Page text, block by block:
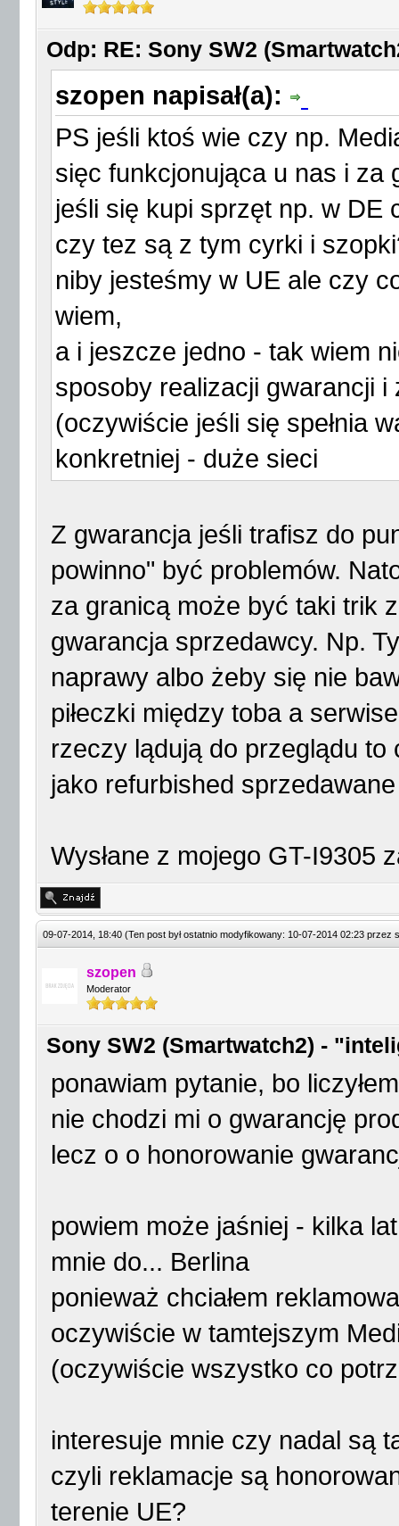
Odp: RE: Sony SW2
szopen napisał(a):
PS jeśli ktoś wie czy np.
sięc funkcjonująca u nas i za
jeśli się kupi sprzęt np. w DE
czy tez są z tym cyrki i
niby jesteśmy w UE ale czy
wiem,
a i jeszcze jedno - tak wiem
sposoby realizacji gwarancji
(oczywiście jeśli się spełnia
konkretniej - duże sieci
Z gwarancja jeśli trafisz do
powinno" być problemów.
za granicą może być taki trik
gwarancja sprzedawcy. Np.
naprawy albo żeby się nie
piłeczki między toba a
rzeczy lądują do przeglądu
jako refurbished
Wysłane z mojego GT-I9305
09-07-2014, 18:40 (Ten post był ostatnio modyfikowany: 10-07-2014 02:23 przez
szopen
Moderator
Sony SW2 (Smartwatch2) -
ponawiam pytanie, bo
nie chodzi mi o gwarancję
lecz o o honorowanie
powiem może jaśniej - kilka
mnie do... Berlina
ponieważ chciałem
oczywiście w tamtejszym
(oczywiście wszystko co
interesuje mnie czy nadal są
czyli reklamacje są
terenie UE?